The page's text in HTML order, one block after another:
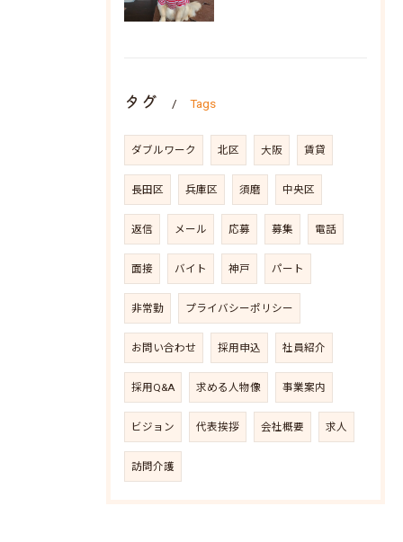
タグ Tags
ダブルワーク 北区 大阪 賃貸
長田区 兵庫区 須磨 中央区
返信 メール 応募 募集 電話
面接 バイト 神戸 パート
非常勤 プライバシーポリシー
お問い合わせ 採用申込 社員紹介
採用Q&A 求める人物像 事業案内
ビジョン 代表挨拶 会社概要 求人
訪問介護